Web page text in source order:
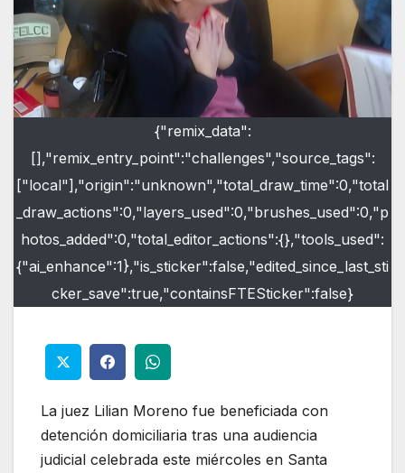
{"remix_data":
[],"remix_entry_point":"challenges","source_tags":
["local"],"origin":"unknown","total_draw_time":0,"total
_draw_actions":0,"layers_used":0,"brushes_used":0,"p
hotos_added":0,"total_editor_actions":{},"tools_used":
{"ai_enhance":1},"is_sticker":false,"edited_since_last_sti
cker_save":true,"containsFTESticker":false}
La juez Lilian Moreno fue beneficiada con
detención domiciliaria tras una audiencia
judicial celebrada este miércoles en Santa